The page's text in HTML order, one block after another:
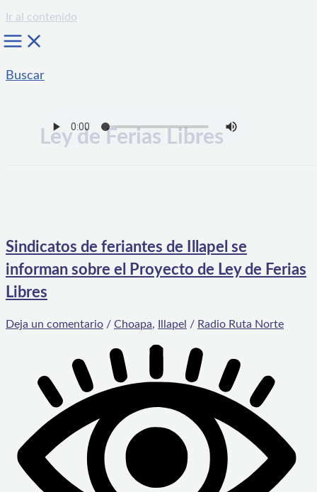
Ir al contenido
Buscar
Ley de Ferias Libres
Sindicatos de feriantes de Illapel se
informan sobre el Proyecto de Ley de Ferias
Libres
Deja un comentario / Choapa, Illapel / Radio Ruta Norte